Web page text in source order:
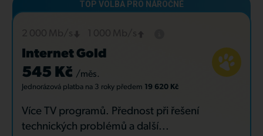
Internet Gold
545 Kč /měs.
Jednorázová platba na 3 roky předem 19 620 Kč
Více TV programů. Přednost při řešení
technických problémů a další...